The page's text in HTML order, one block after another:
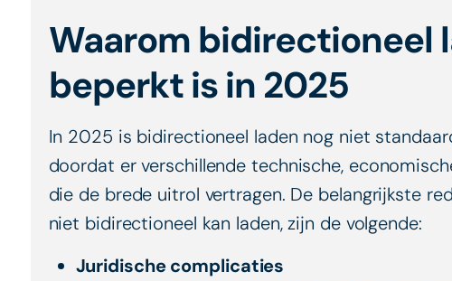
Waarom bidirectioneel
beperkt is in 2025
In 2025 is bidirectioneel laden nog niet
doordat er verschillende technische,
die de brede uitrol vertragen. De belangrijkste
niet bidirectioneel kan laden, zijn de volgende:
Juridische complicaties